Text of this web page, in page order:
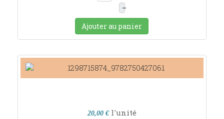
–
Ajouter au panier
20,00 € l'unité